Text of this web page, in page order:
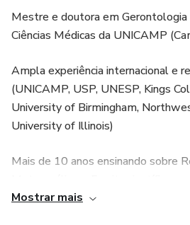
Mestre e doutora em Gerontologia
Ciências Médicas da UNICAMP
Ampla experiência internacional e
(UNICAMP, USP, UNESP, Kings
University of Birmingham,
University of Illinois)
Mais de 10 anos ensinando sobre
Mostrar mais